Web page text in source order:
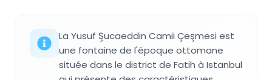
La Yusuf Şucaeddin Camii Çeşmesi est
une fontaine de l'époque ottomane
située dans le district de Fatih à Istanbul